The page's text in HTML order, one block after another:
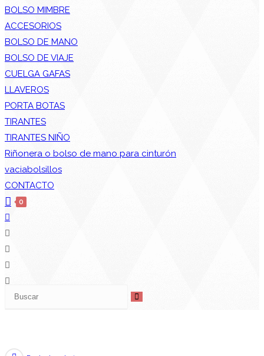
BOLSO MIMBRE
ACCESORIOS
BOLSO DE MANO
BOLSO DE VIAJE
CUELGA GAFAS
LLAVEROS
PORTA BOTAS
TIRANTES
TIRANTES NIÑO
Riñonera o bolso de mano para cinturón
vaciabolsillos
CONTACTO
0
Alternar
búsqueda
de
la
web